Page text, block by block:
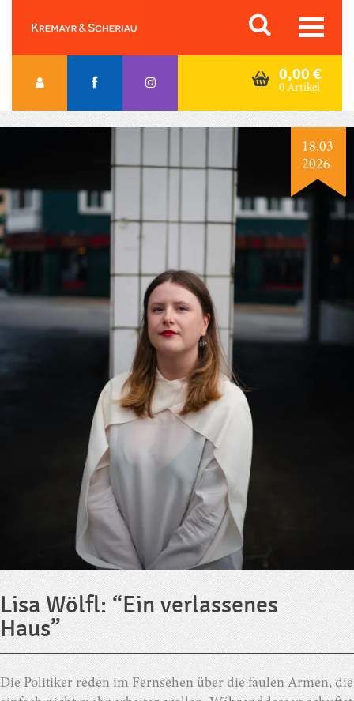
content
Orac K&S
0,00 €
0 Artikel
18.03
2026
Lisa Wölfl: “Ein verlassenes
Haus”
Die Politiker reden im Fernsehen über die faulen Armen, die